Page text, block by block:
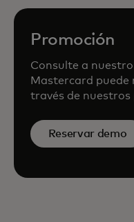
Promoción
Consulte a
Mastercard puede
través de nuestros
Reservar demo